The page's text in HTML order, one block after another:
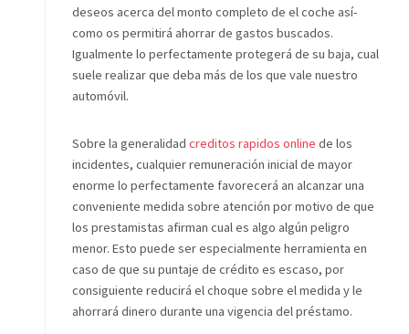
deseos acerca del monto completo de el coche así­
como os permitirá ahorrar de gastos buscados.
Igualmente lo perfectamente protegerá de su baja, cual
suele realizar que deba más de los que vale nuestro
automóvil.
Sobre la generalidad creditos rapidos online de los
incidentes, cualquier remuneración inicial de mayor
enorme lo perfectamente favorecerá an alcanzar una
conveniente medida sobre atención por motivo de que
los prestamistas afirman cual es algo algún peligro
menor. Esto puede ser especialmente herramienta en
caso de que su puntaje de crédito es escaso, por
consiguiente reducirá el choque sobre el medida y le
ahorrará dinero durante una vigencia del préstamo.